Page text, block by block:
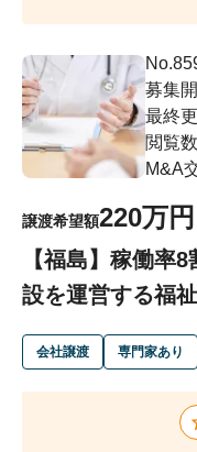
売りたい方へ
買いたい方へ
成約事例
M&A専門家の方へ
募集
最終
閲覧
M&A
譲渡希望額220万円
【福島】稼働率
設を運営する福
会社譲渡 専門家あり